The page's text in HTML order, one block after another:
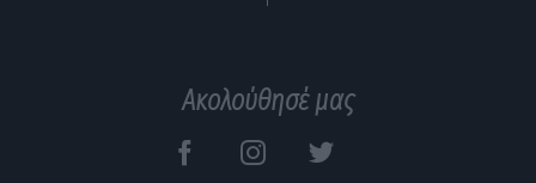
Ακολούθησέ μας